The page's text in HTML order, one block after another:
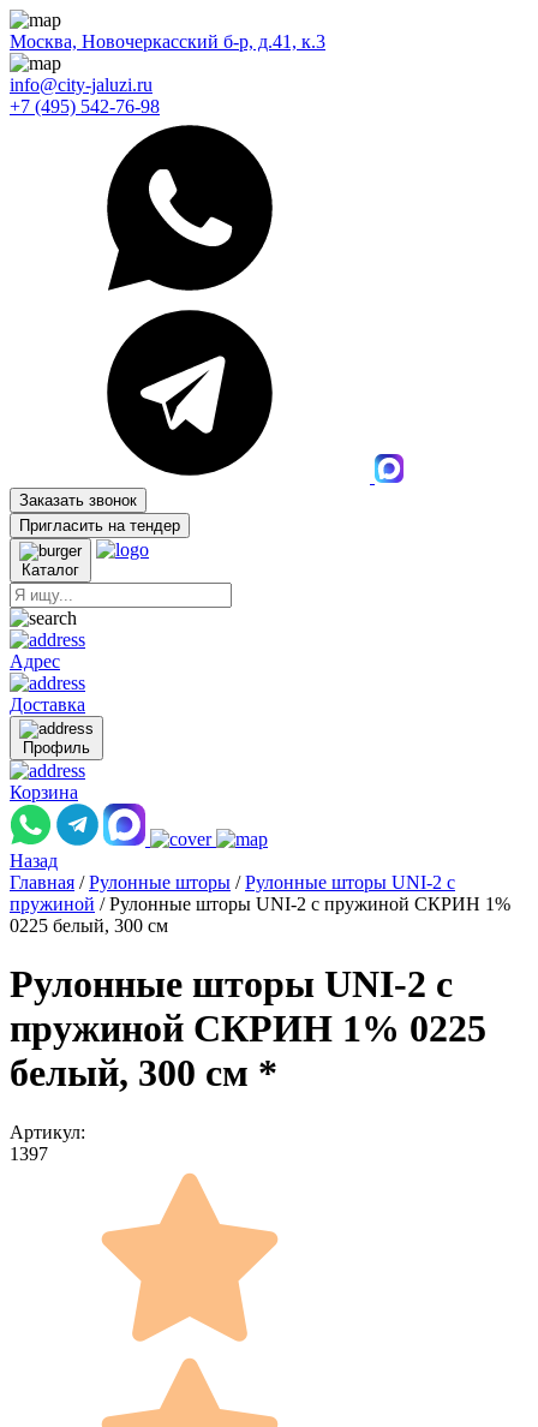
Москва, Новочеркасский б-р, д.41, к.3
info@city-jaluzi.ru
+7 (495) 542-76-98
Заказать звонок
Пригласить на тендер
Каталог
Адрес
Доставка
Профиль
Корзина
Назад
Главная / Рулонные шторы / Рулонные шторы UNI-2 с
пружиной / Рулонные шторы UNI-2 с пружиной СКРИН 1%
0225 белый, 300 см
Рулонные шторы UNI-2 с
пружиной СКРИН 1% 0225
белый, 300 см *
Артикул:
1397